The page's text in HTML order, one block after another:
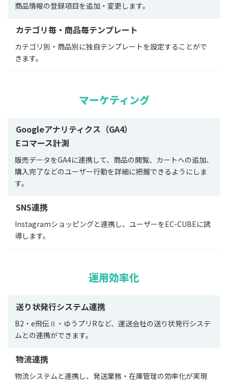
商品情報の登録項目を追加・変更します。
カテゴリ毎・商品毎テンプレート
カテゴリ別・商品別に独自テンプレートを設定することがで
きます。
マーケティング
Googleアナリティクス（GA4）
Eコマース計測
販売データをGA4に連携して、商品の閲覧、カートへの追加、
購入完了などのユーザー行動を詳細に把握できるようにしま
す。
SNS連携
Instagramショッピングと連携し、ユーザーをEC-CUBEに誘
導します。
運用効率化
送り状発行システム連携
B2・e飛伝Ⅱ・ゆうプリRなど、運送会社の送り状発行システ
ムとの連携ができます。
物流連携
物流システムと連携し、発送業務・在庫管理の効率化が実現